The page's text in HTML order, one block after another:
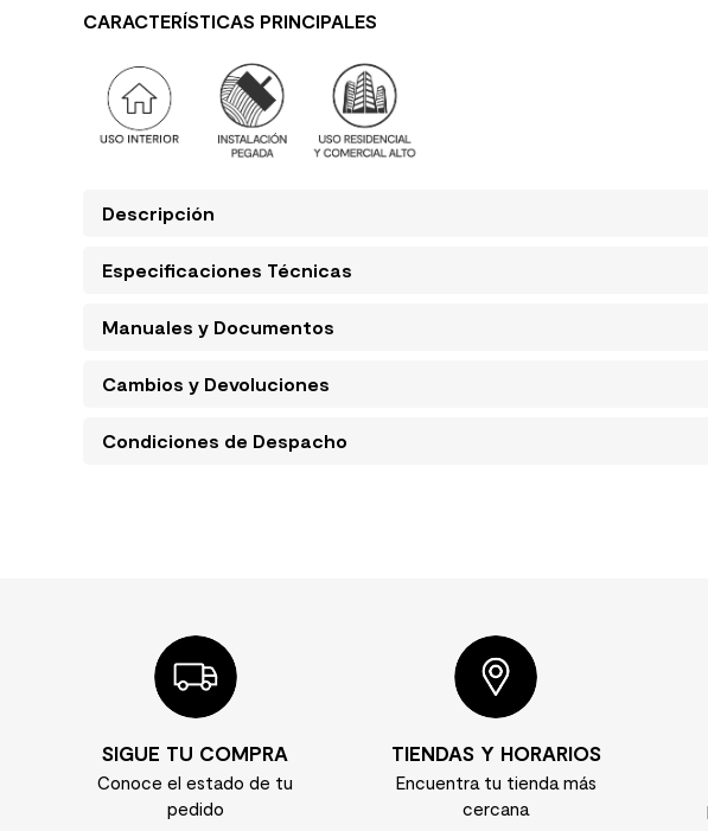
CARACTERÍSTICAS PRINCIPALES
Descripción
Especificaciones Técnicas
Manuales y Documentos
Cambios y Devoluciones
Condiciones de Despacho
SIGUE TU COMPRA
Conoce el estado de tu
pedido
TIENDAS Y HORARIOS
Encuentra tu tienda más
cercana